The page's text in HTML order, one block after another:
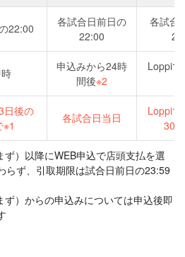
22:00
各試合日前日の
22:00
各試合
申込みから24時
間後※2
Loppi
日後の
各試合日当日
Loppi
30
）以降にWEB申込で店頭支払を選
らず、引取期限は試合日前日の23:59
）からの申込みについては申込後即